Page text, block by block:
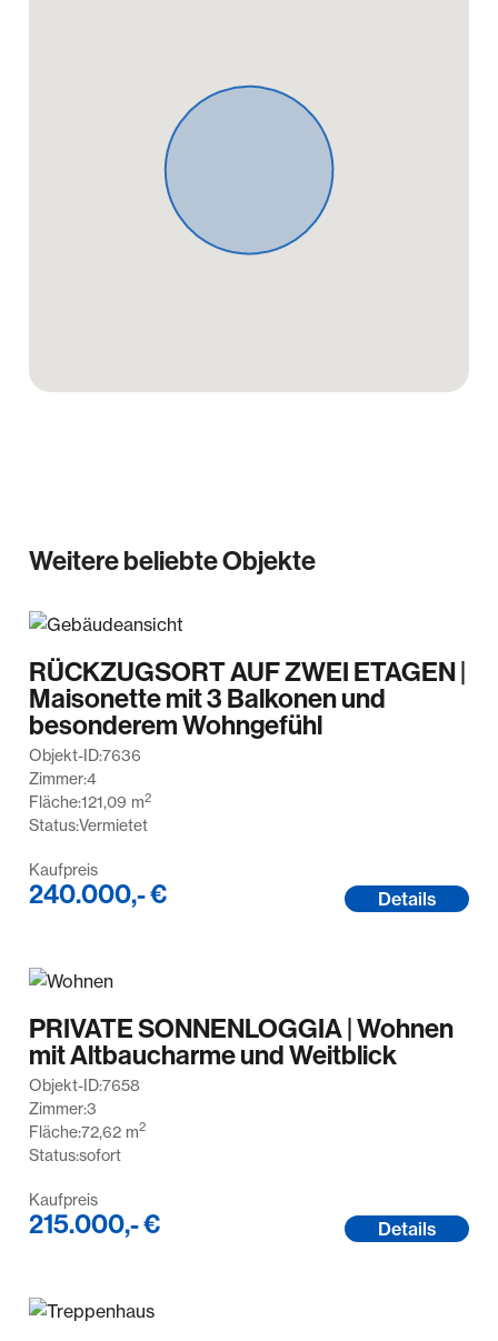
der Gesundheit oder soweit eine Garantie
übernommen wurde. Soweit die
Schadensersatzhaftung der Koengeter & Krekow
Immobilien GmbH gegenüber ausgeschlossen oder
beschränkt ist, gilt dies auch für eine persönliche
Schadensersatzhaftung ihrer Arbeitnehmer,
Mitarbeiter und Vertreter. Der Koengeter & Krekow
Weitere beliebte Objekte
RÜCKZUGSORT AUF ZWEI ETAGEN |
Maisonette mit 3 Balkonen und
besonderem Wohngefühl
Objekt-ID:7636
Zimmer:4
Fläche:121,09 m2
Status:Vermietet
Kaufpreis
240.000,- € Details
PRIVATE SONNENLOGGIA | Wohnen
mit Altbaucharme und Weitblick
Objekt-ID:7658
Zimmer:3
Fläche:72,62 m2
Status:sofort
Kaufpreis
215.000,- € Details